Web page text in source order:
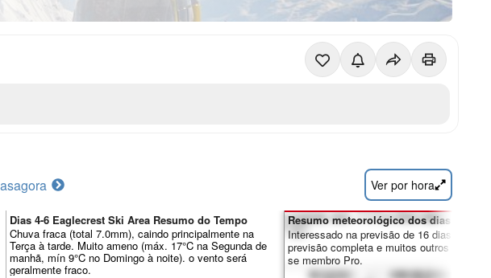
agora Ver por hora
Dias 4-6 Eaglecrest Ski Area Resumo do Tempo
Chuva fraca (total 7.0mm), caindo principalmente na
Terça à tarde. Muito ameno (máx. 17°C na Segunda de
manhã, mín 9°C no Domingo à noite). o vento será
geralmente fraco.
Resumo meteorológico dos dias 7-16:
Interessado na previsão de 16 dias?
previsão completa e muitos outros
se membro Pro.